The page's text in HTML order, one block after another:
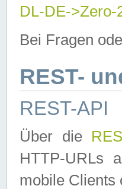
DL-DE->Zero-
Bei Fragen
REST-
REST-API
Über die
HTTP-URLs
mobile Clients